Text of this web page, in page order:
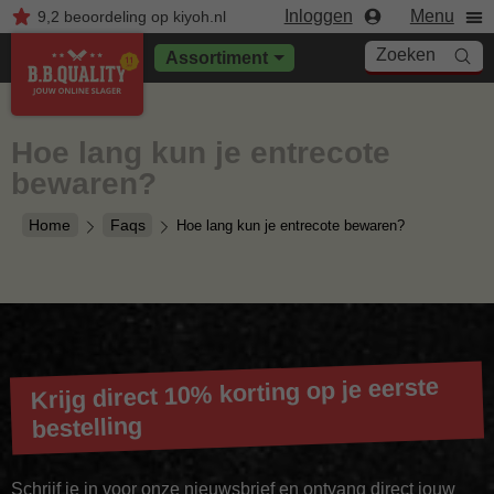
9,2 beoordelingop kiyoh.nl Inloggen Menu
Assortiment Zoeken
Home Faqs Hoe lang kun je entrecote bewaren?
Hoe lang kun je entrecote
bewaren?
Krijg direct 10% korting op je eerste
bestelling
Schrijf je in voor onze nieuwsbrief en ontvang direct jouw